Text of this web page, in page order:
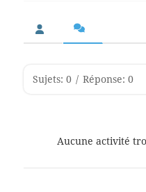
Sujets: 0 / Réponse: 0
Aucune activité